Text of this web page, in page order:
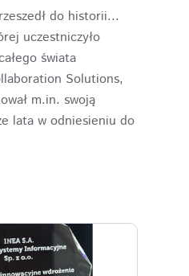
do historii...
uczestniczyło
świata
Solutions,
m.in. swoją
lata w odniesieniu do